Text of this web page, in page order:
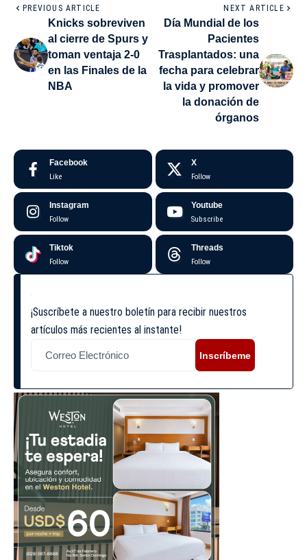
PREVIOUS ARTICLE
Knicks sobreviven
al cierre de Spurs y
toman ventaja 2-0
en las Finales de la
NBA
NEXT ARTICLE
Día Mundial de los
Pacientes
Trasplantados: una
fecha para celebrar
la vida y promover
la donación de
órganos
Facebook
Like
X
Follow
Instagram
Follow
Youtube
Subscribe
Tiktok
Follow
Threads
Follow
¡Suscríbete a nuestro boletín para recibir nuestros
artículos más recientes al instante!
Inscríbeme